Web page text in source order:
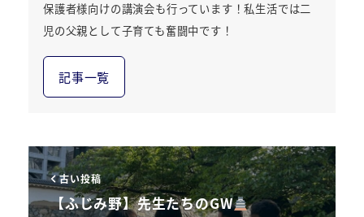
保護者様向けの講演会も行っています！私生活では二
児の父親として子育ても奮闘中です！
記事一覧
古い投稿
【ふじみ野】先生たちのGW